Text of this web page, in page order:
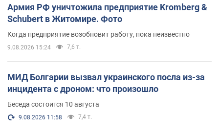
Армия РФ уничтожила предприятие Kromberg &
Schubert в Житомире. Фото
Когда предприятие возобновит работу, пока неизвестно
9.08.2026 15:24 7,6 т.
МИД Болгарии вызвал украинского посла из-за
инцидента с дроном: что произошло
Беседа состоится 10 августа
9.08.2026 11:58 7,4 т.